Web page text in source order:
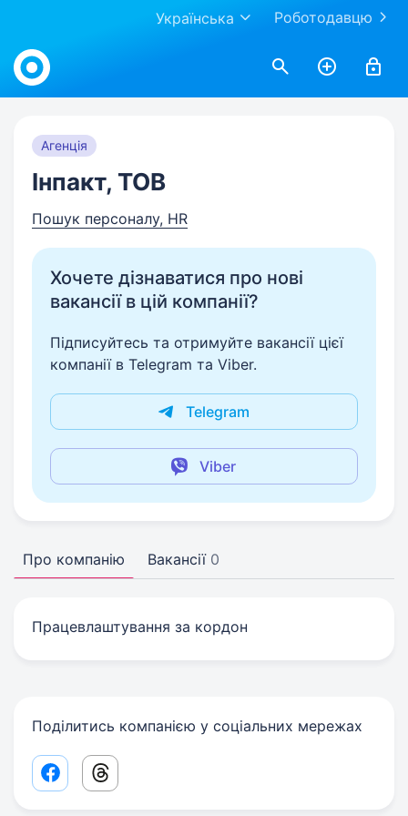
Роботодавцю
Українська
Work.ua
Агенція
Інпакт, ТОВ
Пошук персоналу, HR
Хочете дізнаватися про нові
вакансії в цій компанії?
Підписуйтесь та отримуйте вакансії цієї
компанії в Telegram та Viber.
Telegram
Viber
Про компанію Вакансії 0
Працевлаштування за кордон
Поділитись компанією у соціальних мережах
Facebook share link
Threads share link